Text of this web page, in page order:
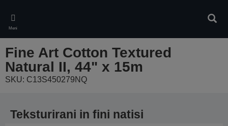
main
content
Meni
Fine Art Cotton Textured
Natural II, 44" x 15m
SKU: C13S450279NQ
Teksturirani in fini natisi